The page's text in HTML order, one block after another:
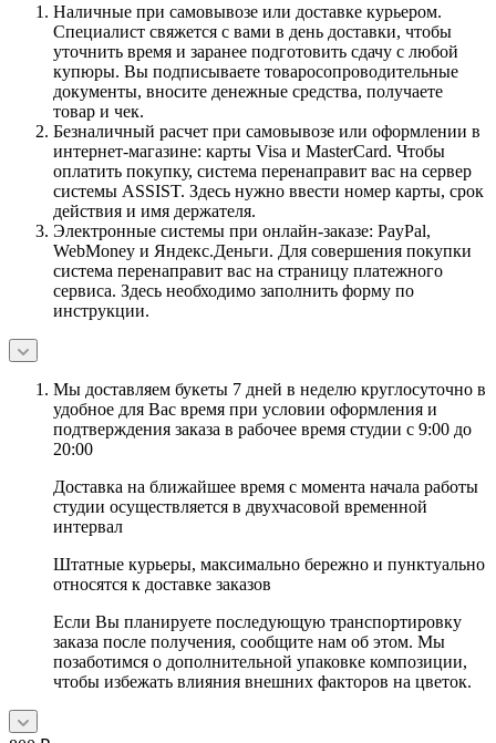
Наличные при самовывозе или доставке курьером.
Специалист свяжется с вами в день доставки, чтобы
уточнить время и заранее подготовить сдачу с любой
купюры. Вы подписываете товаросопроводительные
документы, вносите денежные средства, получаете
товар и чек.
Безналичный расчет при самовывозе или оформлении в
интернет-магазине: карты Visa и MasterCard. Чтобы
оплатить покупку, система перенаправит вас на сервер
системы ASSIST. Здесь нужно ввести номер карты, срок
действия и имя держателя.
Электронные системы при онлайн-заказе: PayPal,
WebMoney и Яндекс.Деньги. Для совершения покупки
система перенаправит вас на страницу платежного
сервиса. Здесь необходимо заполнить форму по
инструкции.
Мы доставляем букеты 7 дней в неделю круглосуточно в
удобное для Вас время при условии оформления и
подтверждения заказа в рабочее время студии с 9:00 до
20:00
Доставка на ближайшее время с момента начала работы
студии осуществляется в двухчасовой временной
интервал
Штатные курьеры, максимально бережно и пунктуально
относятся к доставке заказов
Если Вы планируете последующую транспортировку
заказа после получения, сообщите нам об этом. Мы
позаботимся о дополнительной упаковке композиции,
чтобы избежать влияния внешних факторов на цветок.